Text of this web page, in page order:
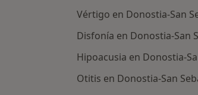
Vértigo en Donostia-San
Disfonía en Donostia-San
Hipoacusia en Donostia-
Otitis en Donostia-San